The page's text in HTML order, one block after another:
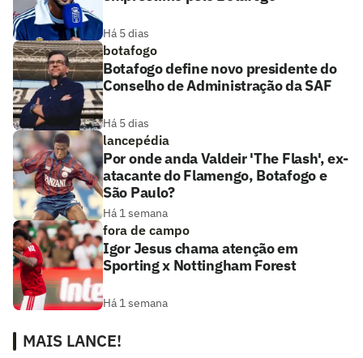
Há 5 dias
botafogo
Botafogo define novo presidente do
Conselho de Administração da SAF
Há 5 dias
lancepédia
Por onde anda Valdeir 'The Flash', ex-
atacante do Flamengo, Botafogo e
São Paulo?
Há 1 semana
fora de campo
Igor Jesus chama atenção em
Sporting x Nottingham Forest
Há 1 semana
MAIS LANCE!